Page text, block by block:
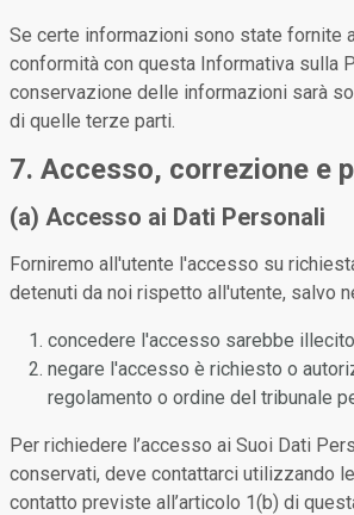
Se certe informazioni sono state fornite
conformità con questa Informativa sulla
conservazione delle informazioni sarà
di quelle terze parti.
7. Accesso, correzione e
(a) Accesso ai Dati Personali
Forniremo all'utente l'accesso su
detenuti da noi rispetto all'utente, salvo
concedere l'accesso sarebbe
negare l'accesso è richiesto o
regolamento o ordine del tribunale
Per richiedere l’accesso ai Suoi Dati
conservati, deve contattarci utilizzando
contatto previste all’articolo 1(b) di